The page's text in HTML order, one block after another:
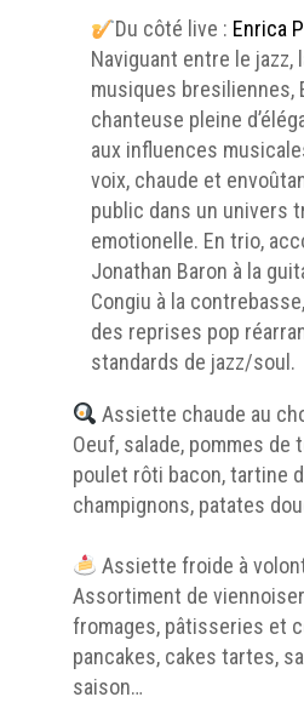
Du côté live : Enrica
Naviguant entre le jazz,
musiques bresiliennes,
chanteuse pleine
aux influences
voix, chaude et
public dans un univers
emotionelle. En trio,
Jonathan Baron à la
Congiu à la
des reprises pop
standards de jazz/soul.
Assiette chaude au
Oeuf, salade, pommes de
poulet rôti bacon, tartine
champignons, patates
Assiette froide à
Assortiment de
fromages, pâtisseries et
pancakes, cakes tartes,
saison…